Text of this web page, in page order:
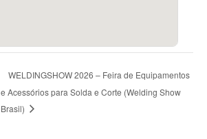
WELDINGSHOW 2026 – Feira de Equipamentos
e Acessórios para Solda e Corte (Welding Show
Brasil)